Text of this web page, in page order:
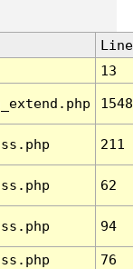
Line
13
1548
211
62
94
76